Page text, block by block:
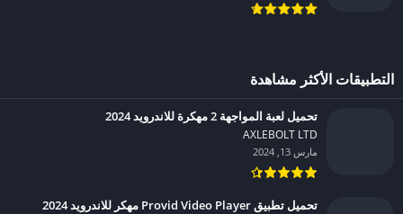
التطبيقات الأكثر مشاهدة
تحميل لعبة المواجهة 2 مهكرة للاندرويد 2024
AXLEBOLT LTD‏
مارس 13, 2024
تحميل تطبيق Provid Video Player مهكر للاندرويد 2024